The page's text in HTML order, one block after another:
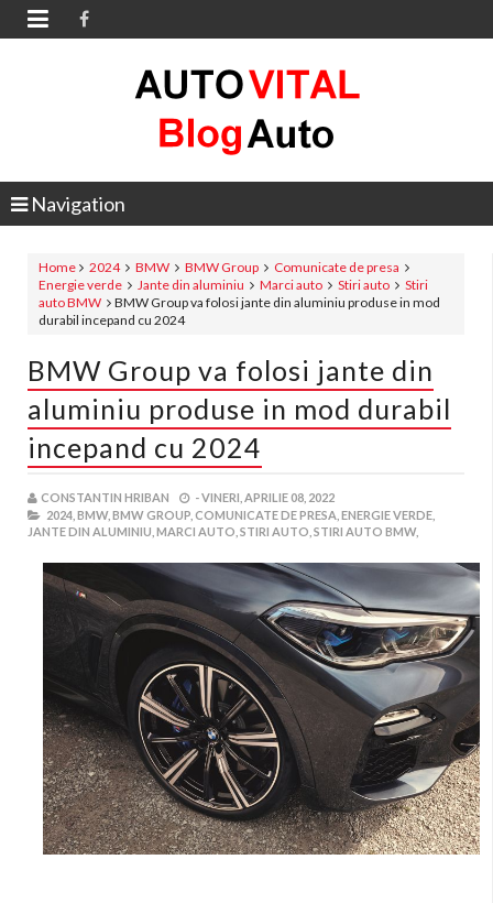

Navigation
Home 2024 BMW BMW Group
Comunicate de presa
Energie verde
Jante din aluminiu Marci auto Stiri auto
Stiri
auto BMW
BMW Group va folosi jante din aluminiu produse in mod
durabil incepand cu 2024
BMW Group va folosi jante din
aluminiu produse in mod durabil
incepand cu 2024
CONSTANTIN HRIBAN -VINERI, APRILIE 08, 2022
2024, BMW, BMW GROUP, COMUNICATE DE PRESA, ENERGIE VERDE,
JANTE DIN ALUMINIU, MARCI AUTO, STIRI AUTO, STIRI AUTO BMW,